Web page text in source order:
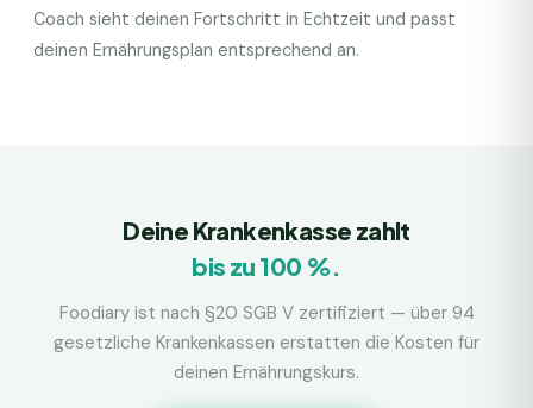
Coach sieht deinen Fortschritt in Echtzeit und passt
deinen Ernährungsplan entsprechend an.
Deine Krankenkasse zahlt
bis zu 100 %.
Foodiary ist nach §20 SGB V zertifiziert — über 94
gesetzliche Krankenkassen erstatten die Kosten für
deinen Ernährungskurs.